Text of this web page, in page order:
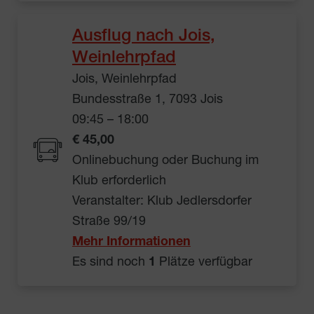
Ausflug nach Jois,
Weinlehrpfad
Jois, Weinlehrpfad
Bundesstraße 1, 7093 Jois
09:45 – 18:00
€ 45,00
Onlinebuchung oder Buchung im
Klub erforderlich
Veranstalter: Klub Jedlersdorfer
Straße 99/19
Mehr Informationen
Es sind noch 1 Plätze verfügbar